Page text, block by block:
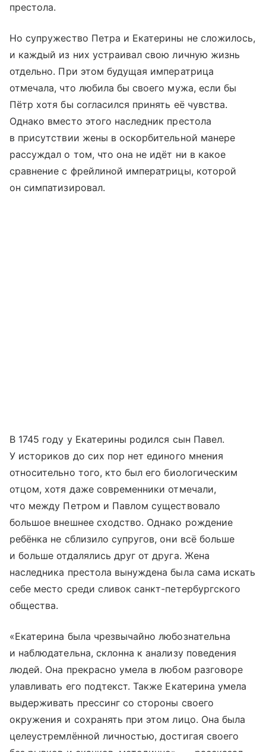
престола.
Но супружество Петра и Екатерины не сложилось,
и каждый из них устраивал свою личную жизнь
отдельно. При этом будущая императрица
отмечала, что любила бы своего мужа, если бы
Пётр хотя бы согласился принять её чувства.
Однако вместо этого наследник престола
в присутствии жены в оскорбительной манере
рассуждал о том, что она не идёт ни в какое
сравнение с фрейлиной императрицы, которой
он симпатизировал.
В 1745 году у Екатерины родился сын Павел.
У историков до сих пор нет единого мнения
относительно того, кто был его биологическим
отцом, хотя даже современники отмечали,
что между Петром и Павлом существовало
большое внешнее сходство. Однако рождение
ребёнка не сблизило супругов, они всё больше
и больше отдалялись друг от друга. Жена
наследника престола вынуждена была сама искать
себе место среди сливок санкт-петербургского
общества.
«Екатерина была чрезвычайно любознательна
и наблюдательна, склонна к анализу поведения
людей. Она прекрасно умела в любом разговоре
улавливать его подтекст. Также Екатерина умела
выдерживать прессинг со стороны своего
окружения и сохранять при этом лицо. Она была
целеустремлённой личностью, достигая своего